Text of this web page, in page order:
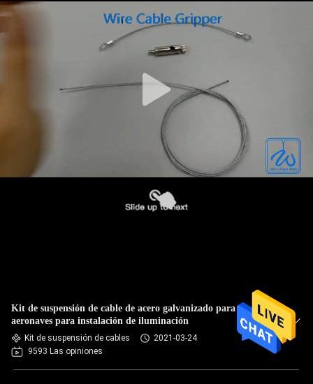
Kit de suspensión de cable de acero galvanizado para
aeronaves para instalación de iluminación
Kit de suspensión de cables
2021-03-24
9593 Las opiniones